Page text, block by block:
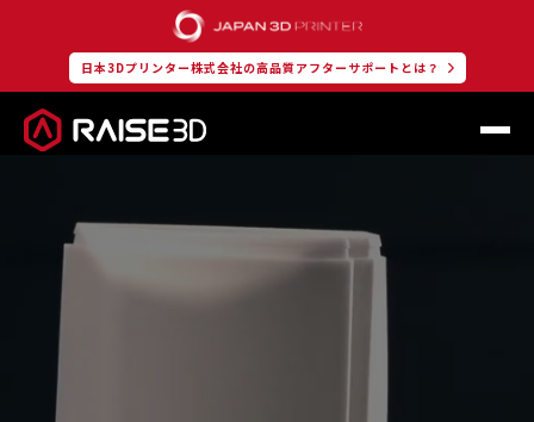
日本3Dプリンター株式会社の高品質アフターサポートとは？